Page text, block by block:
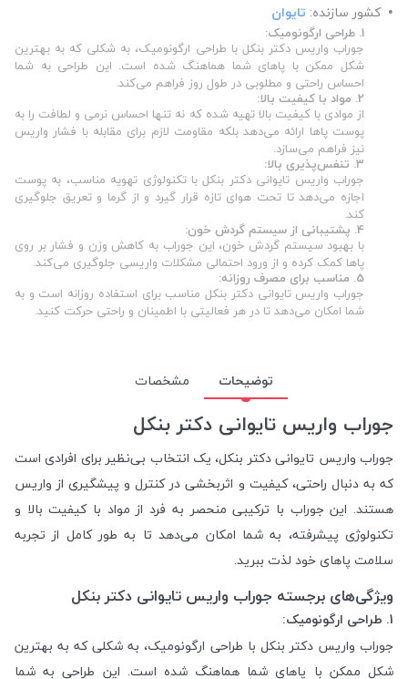
کشور سازنده: تایوان
1. طراحی ارگونومیک:
جوراب واریس دکتر بنکل با طراحی ارگونومیک، به شکلی که به بهترین
شکل ممکن با پاهای شما هماهنگ شده است. این طراحی به شما
احساس راحتی و مطلوبی در طول روز فراهم می‌کند.
2. مواد با کیفیت بالا:
از موادی با کیفیت بالا تهیه شده که نه تنها احساس نرمی و لطافت را به
پوست پاها ارائه می‌دهد بلکه مقاومت لازم برای مقابله با فشار واریس
نیز فراهم می‌سازد.
3. تنفس‌پذیری بالا:
جوراب واریس تایوانی دکتر بنکل با تکنولوژی تهویه مناسب، به پوست
اجازه می‌دهد تا تحت هوای تازه قرار گیرد و از گرما و تعریق جلوگیری
کند.
4. پشتیبانی از سیستم گردش خون:
با بهبود سیستم گردش خون، این جوراب به کاهش وزن و فشار بر روی
پاها کمک کرده و از ورود احتمالی مشکلات واریسی جلوگیری می‌کند.
5. مناسب برای مصرف روزانه:
جوراب واریس تایوانی دکتر بنکل مناسب برای استفاده روزانه است و به
شما امکان می‌دهد تا در هر فعالیتی با اطمینان و راحتی حرکت کنید.
توضیحات مشخصات
جوراب واریس تایوانی دکتر بنکل
جوراب واریس تایوانی دکتر بنکل، یک انتخاب بی‌نظیر برای افرادی است
که به دنبال راحتی، کیفیت و اثربخشی در کنترل و پیشگیری از واریس
هستند. این جوراب با ترکیبی منحصر به فرد از مواد با کیفیت بالا و
تکنولوژی پیشرفته، به شما امکان می‌دهد تا به طور کامل از تجربه
سلامت پاهای خود لذت ببرید.
ویژگی‌های برجسته جوراب واریس تایوانی دکتر بنکل
1. طراحی ارگونومیک:
جوراب واریس دکتر بنکل با طراحی ارگونومیک، به شکلی که به بهترین
شکل ممکن با پاهای شما هماهنگ شده است. این طراحی به شما